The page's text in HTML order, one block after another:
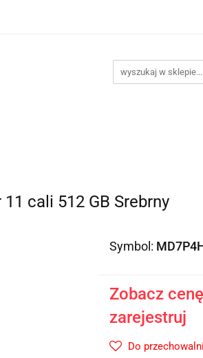
cali 512 GB Srebrny
Symbol:
Zobacz
zarejestruj
Do przechowalni